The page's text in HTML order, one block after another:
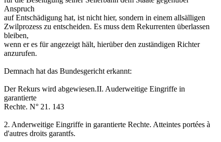
Anspruch
auf Entschädigung hat, ist nicht hier, sondern in einem allsälligen
Zwilprozess zu entscheiden. Es muss dem Rekurrenten überlassen
bleiben,
wenn er es für angezeigt hält, hierüber den zuständigen Richter
anzurufen.
Demnach hat das Bundesgericht erkannt:
Der Rekurs wird abgewiesen.II. Auderweitige Eingriffe in
garantierte
Rechte. N° 21. 143
2. Anderweitige Eingriffe in garantierte Rechte. Atteintes portées à
d'autres droits garantfs.